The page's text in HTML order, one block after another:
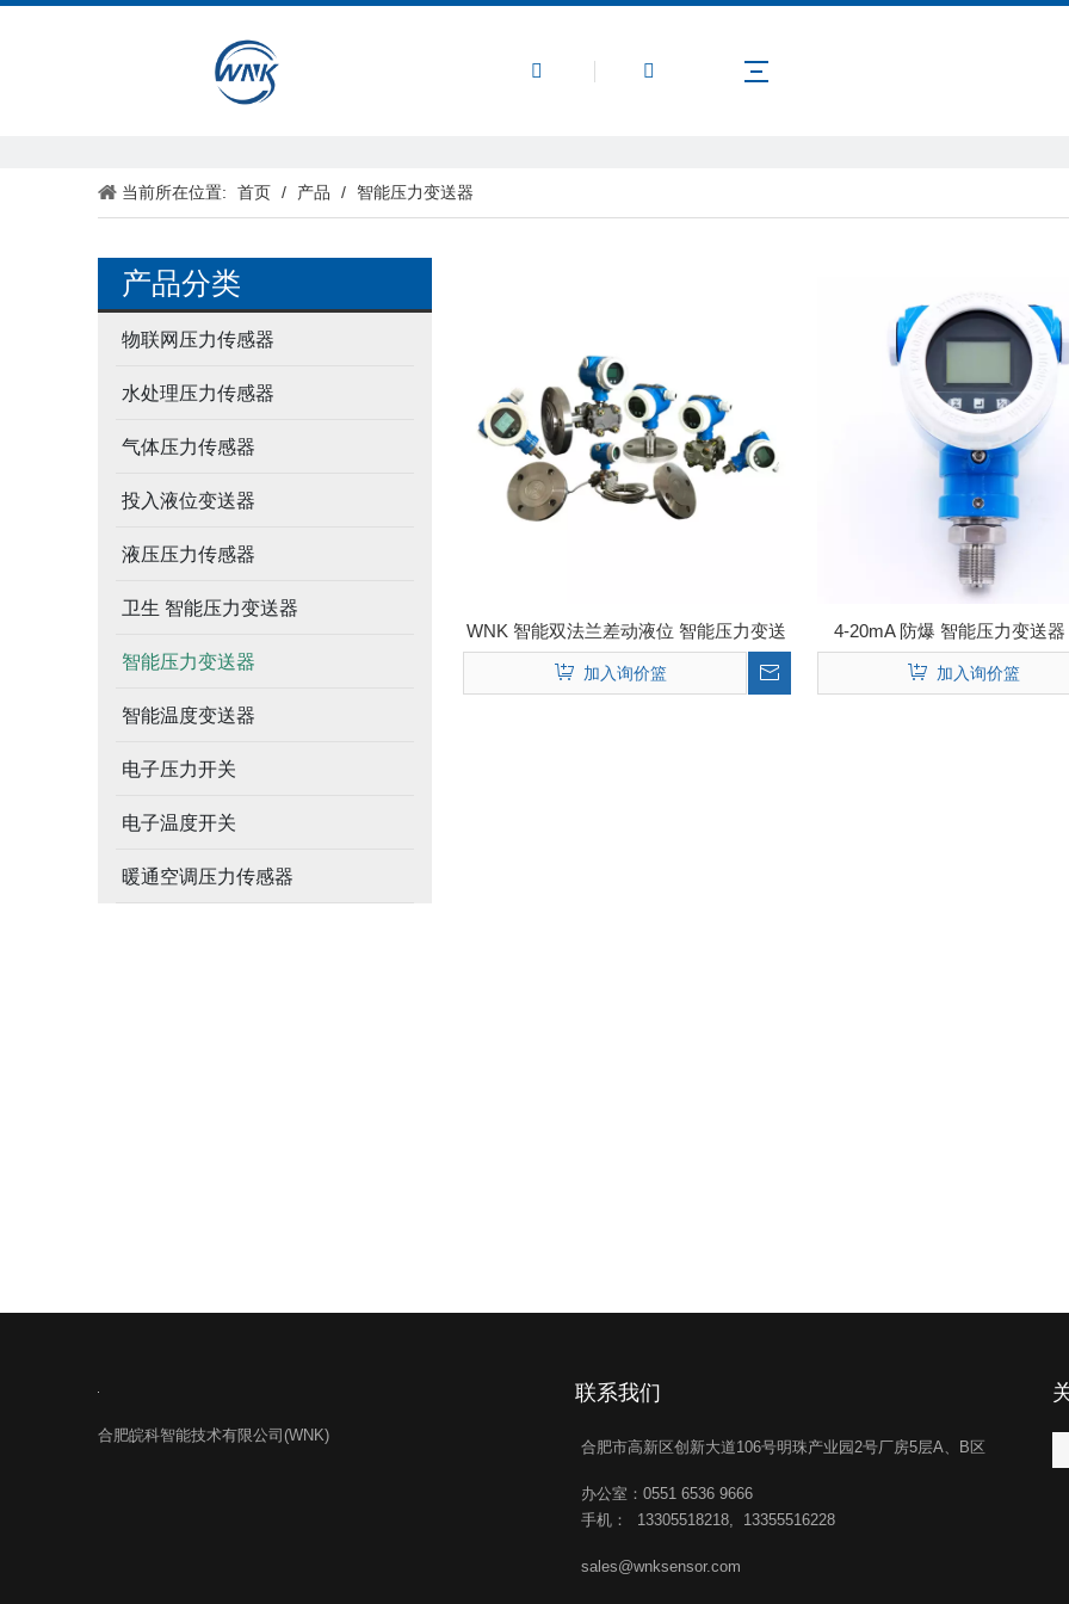
当前所在位置: 首页 / 产品 / 智能压力变送器
产品分类
物联网压力传感器
水处理压力传感器
气体压力传感器
投入液位变送器
液压压力传感器
卫生 智能压力变送器
智能压力变送器
智能温度变送器
电子压力开关
电子温度开关
暖通空调压力传感器
WNK 智能双法兰差动液位 智能压力变送
加入询价篮
4-20mA 防爆 智能压力变送
加入询价篮
合肥皖科智能技术有限公司(WNK)
联系我们
合肥市高新区创新大道106号明珠产业园2号厂房5层A、B区
办公室：0551 6536 9666
手机： 13305518218, 13355516228
sales@wnksensor.com